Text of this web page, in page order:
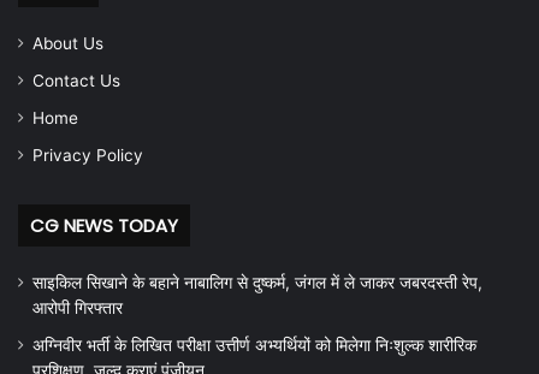
About Us
Contact Us
Home
Privacy Policy
CG NEWS TODAY
साइकिल सिखाने के बहाने नाबालिग से दुष्कर्म, जंगल में ले जाकर जबरदस्ती रेप,
आरोपी गिरफ्तार
अग्निवीर भर्ती के लिखित परीक्षा उत्तीर्ण अभ्यर्थियों को मिलेगा निःशुल्क शारीरिक